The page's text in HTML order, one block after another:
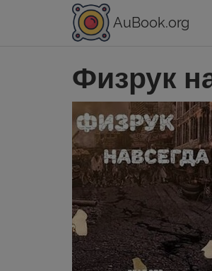
AuBook.org
Физрук